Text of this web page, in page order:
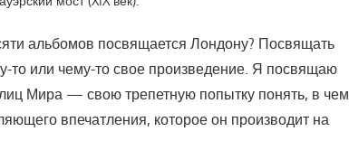
альбомов посвящается Лондону? Посвящать
или чему-то свое произведение. Я посвящаю
Мира — свою трепетную попытку понять, в чем
впечатления, которое он производит на